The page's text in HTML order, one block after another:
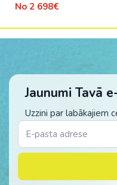
No 2 698€
Jaunumi Tavā
Uzzini par labākajiem